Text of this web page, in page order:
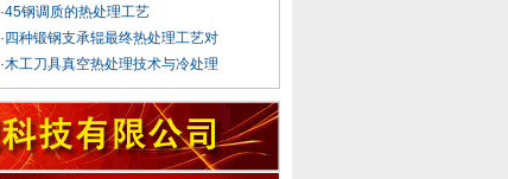
中国热处理行业
协会专家工作委
委员
中国热处理行业
协会专家工作委
·45钢调质的热处理工艺
·四种锻钢支承辊最终热处理工艺对
·木工刀具真空热处理技术与冷处理